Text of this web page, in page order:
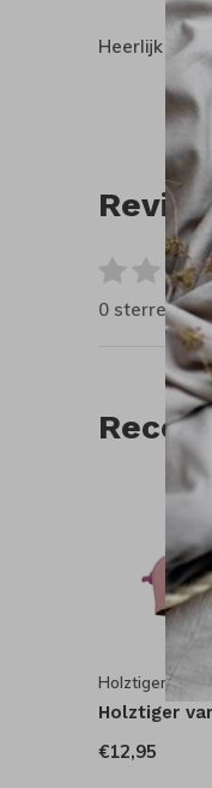
Heerlijk
0 sterren op
Holztiger
Holztiger
€12,95